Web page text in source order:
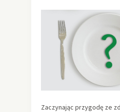
Zaczynając przygodę ze